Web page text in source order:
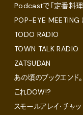
Podcastで「定番料理
POP-EYE MEETING
TODO RADIO
TOWN TALK RADIO
ZATSUDAN
あの頃のブックエンド。
これDOW!?
スモールアレイ・チャッ